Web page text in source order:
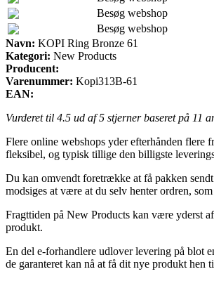
Besøg webshop
Besøg webshop
Navn: KOPI Ring Bronze 61
Kategori: New Products
Producent:
Varenummer: Kopi313B-61
EAN:
Vurderet til 4.5 ud af 5 stjerner baseret på 11
Flere online webshops yder efterhånden flere
fleksibel, og typisk tillige den billigste
Du kan omvendt foretrække at få pakken
modsiges at være at du selv henter ordren,
Fragttiden på New Products kan være yderst
produkt.
En del e-forhandlere udlover levering på blot
de garanteret kan nå at få dit nye produkt